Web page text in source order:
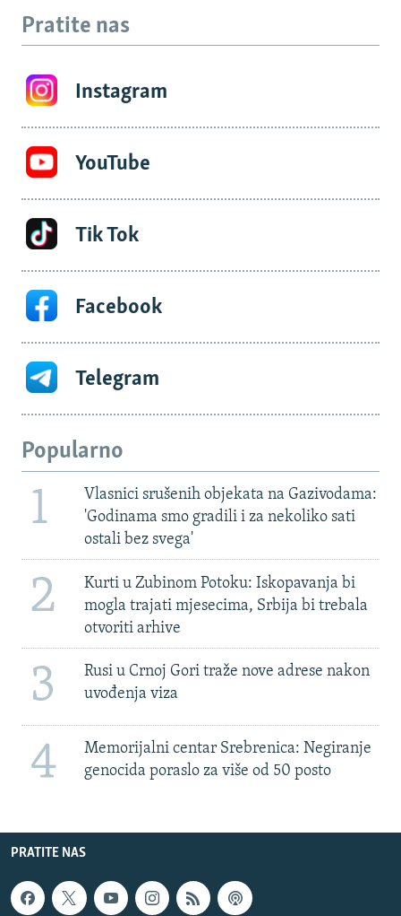
Pratite nas
Instagram
YouTube
Tik Tok
Facebook
Telegram
Popularno
1
Vlasnici srušenih objekata na Gazivodama:
'Godinama smo gradili i za nekoliko sati
ostali bez svega'
2
Kurti u Zubinom Potoku: Iskopavanja bi
mogla trajati mjesecima, Srbija bi trebala
otvoriti arhive
3
Rusi u Crnoj Gori traže nove adrese nakon
uvođenja viza
4
Memorijalni centar Srebrenica: Negiranje
genocida poraslo za više od 50 posto
PRATITE NAS